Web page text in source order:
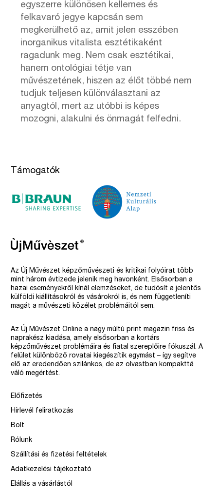
egyszerre különösen kellemes és
felkavaró jegye kapcsán sem
megkerülhető az, amit jelen esszében
inorganikus vitalista esztétikaként
ragadunk meg. Nem csak esztétikai,
hanem ontológiai tétje van
művészetének, hiszen az élőt többé nem
tudjuk teljesen különválasztani az
anyagtól, mert az utóbbi is képes
mozogni, alakulni és önmagát felfedni.
Támogatók
Az Új Művészet képzőművészeti és kritikai folyóirat több
mint három évtizede jelenik meg havonként. Elsősorban a
hazai eseményekről kínál elemzéseket, de tudósít a jelentős
külföldi kiállításokról és vásárokról is, és nem függetleníti
magát a művészeti közélet problémáitól sem.
Az Új Művészet Online a nagy múltú print magazin friss és
naprakész kiadása, amely elsősorban a kortárs
képzőművészet problémáira és fiatal szereplőire fókuszál. A
felület különböző rovatai kiegészítik egymást – így segítve
elő az eredendően szilánkos, de az olvastban kompakttá
váló megértést.
Előfizetés
Hírlevél feliratkozás
Bolt
Rólunk
Szállítási és fizetési feltételek
Adatkezelési tájékoztató
Elállás a vásárlástól